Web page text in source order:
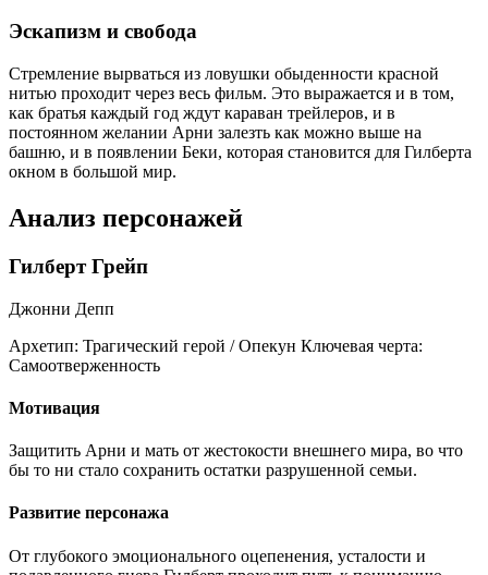
Эскапизм и свобода
Стремление вырваться из ловушки обыденности красной
нитью проходит через весь фильм. Это выражается и в том,
как братья каждый год ждут караван трейлеров, и в
постоянном желании Арни залезть как можно выше на
башню, и в появлении Беки, которая становится для Гилберта
окном в большой мир.
Анализ персонажей
Гилберт Грейп
Джонни Депп
Архетип: Трагический герой / Опекун Ключевая черта:
Самоотверженность
Мотивация
Защитить Арни и мать от жестокости внешнего мира, во что
бы то ни стало сохранить остатки разрушенной семьи.
Развитие персонажа
От глубокого эмоционального оцепенения, усталости и